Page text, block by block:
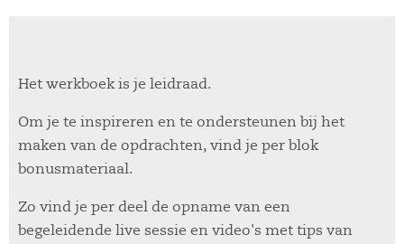
Het werkboek is je leidraad.
Om je te inspireren en te ondersteunen bij het
maken van de opdrachten, vind je per blok
bonusmateriaal.
Zo vind je per deel de opname van een
begeleidende live sessie en video's met tips van